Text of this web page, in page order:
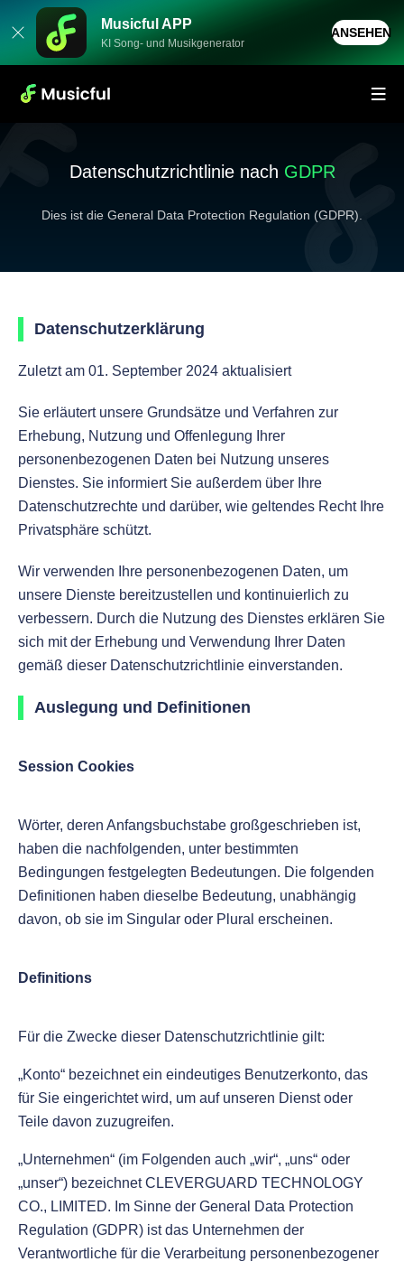
Musicful APP
KI Song- und Musikgenerator
ANSEHEN
Datenschutzrichtlinie nach GDPR
Dies ist die General Data Protection Regulation (GDPR).
Datenschutzerklärung
Zuletzt am 01. September 2024 aktualisiert
Sie erläutert unsere Grundsätze und Verfahren zur
Erhebung, Nutzung und Offenlegung Ihrer
personenbezogenen Daten bei Nutzung unseres
Dienstes. Sie informiert Sie außerdem über Ihre
Datenschutzrechte und darüber, wie geltendes Recht Ihre
Privatsphäre schützt.
Wir verwenden Ihre personenbezogenen Daten, um
unsere Dienste bereitzustellen und kontinuierlich zu
verbessern. Durch die Nutzung des Dienstes erklären Sie
sich mit der Erhebung und Verwendung Ihrer Daten
gemäß dieser Datenschutzrichtlinie einverstanden.
Auslegung und Definitionen
Session Cookies
Wörter, deren Anfangsbuchstabe großgeschrieben ist,
haben die nachfolgenden, unter bestimmten
Bedingungen festgelegten Bedeutungen. Die folgenden
Definitionen haben dieselbe Bedeutung, unabhängig
davon, ob sie im Singular oder Plural erscheinen.
Definitions
Für die Zwecke dieser Datenschutzrichtlinie gilt:
„Konto“ bezeichnet ein eindeutiges Benutzerkonto, das
für Sie eingerichtet wird, um auf unseren Dienst oder
Teile davon zuzugreifen.
„Unternehmen“ (im Folgenden auch „wir“, „uns“ oder
„unser“) bezeichnet CLEVERGUARD TECHNOLOGY
CO., LIMITED. Im Sinne der General Data Protection
Regulation (GDPR) ist das Unternehmen der
Verantwortliche für die Verarbeitung personenbezogener